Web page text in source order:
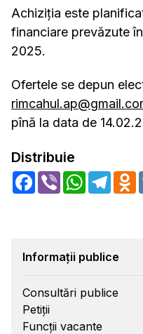
Achiziția este
financiare prevăzute
2025.
Ofertele se depun
pînă la data de
Distribuie
Facebook
Viber WhatsApp
Informații publice
Consultări publice
Petiții
Funcții vacante